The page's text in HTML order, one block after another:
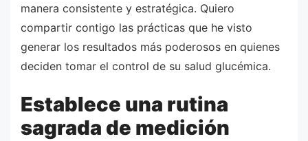
manera consistente y estratégica. Quiero
compartir contigo las prácticas que he visto
generar los resultados más poderosos en quienes
deciden tomar el control de su salud glucémica.
Establece una rutina
sagrada de medición